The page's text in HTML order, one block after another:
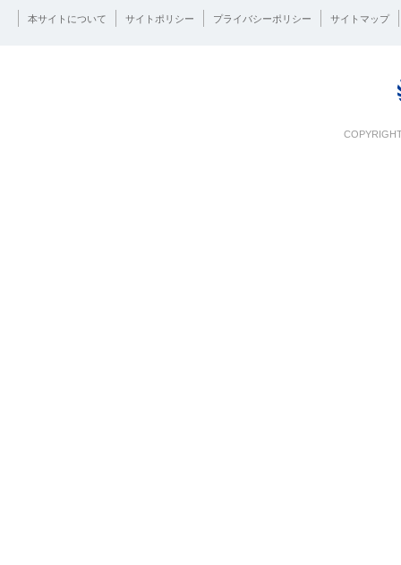
本サイトについて サイトポリシー プライバシーポリシー サイトマップ